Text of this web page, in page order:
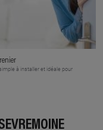
à installer et idéale pour